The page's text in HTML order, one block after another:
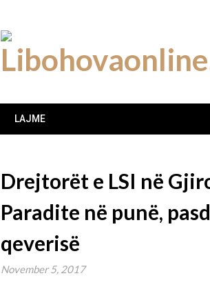
LAJME
Drejtorët e LSI në
Paradite në punë,
qeverisë
November 5, 2017